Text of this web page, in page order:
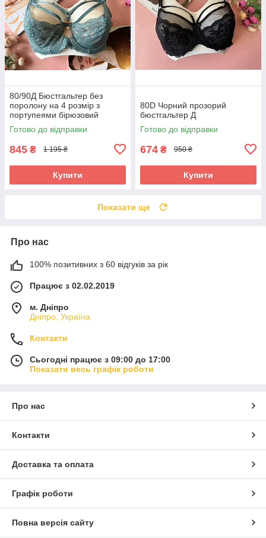
80/90Д Бюстгальтер без
поролону на 4 розмір з
портупеями бірюзовий
Готово до відправки
845 ₴ 1 195 ₴
Купити
80D Чорний прозорий
бюстгальтер Д
Готово до відправки
674 ₴ 950 ₴
Купити
Показати ще
Про нас
100% позитивних з 60 відгуків за рік
Працює з 02.02.2019
м. Дніпро
Дніпро, Україна
Контакти
Сьогодні працює з 09:00 до 17:00
Показати весь графік роботи
Про нас
Контакти
Доставка та оплата
Графік роботи
Повна версія сайту